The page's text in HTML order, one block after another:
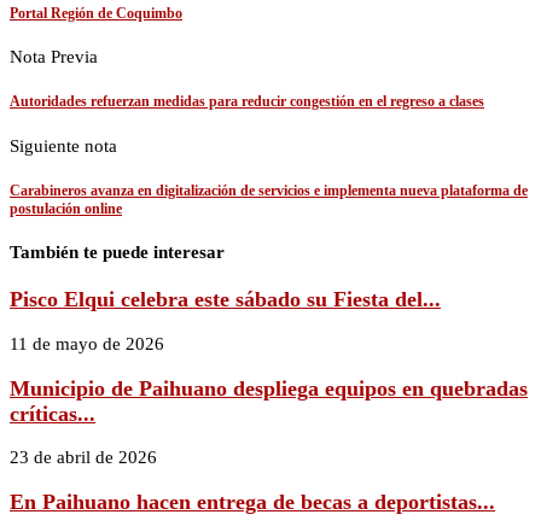
Portal Región de Coquimbo
Nota Previa
Autoridades refuerzan medidas para reducir congestión en el regreso a clases
Siguiente nota
Carabineros avanza en digitalización de servicios e implementa nueva plataforma de
postulación online
También te puede interesar
Pisco Elqui celebra este sábado su Fiesta del...
11 de mayo de 2026
Municipio de Paihuano despliega equipos en quebradas
críticas...
23 de abril de 2026
En Paihuano hacen entrega de becas a deportistas...